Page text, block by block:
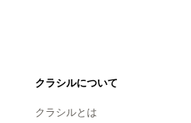
クラシルについて
クラシルとは